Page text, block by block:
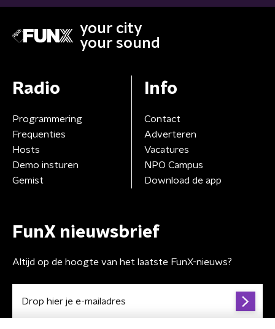
your city
your sound
Radio
Programmering
Frequenties
Hosts
Demo insturen
Gemist
Info
Contact
Adverteren
Vacatures
NPO Campus
Download de app
FunX nieuwsbrief
Altijd op de hoogte van het laatste FunX-nieuws?